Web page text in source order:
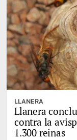
LLANERA
Llanera
contra la
1.300 reinas